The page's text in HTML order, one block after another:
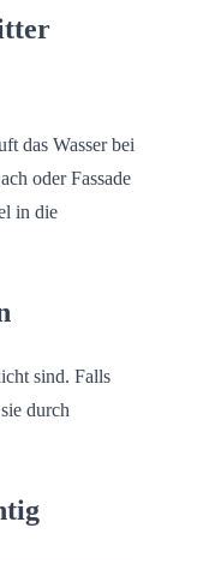
das Wasser bei
oder Fassade
in die
sind. Falls
durch